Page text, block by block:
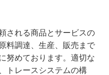
される商品とサービスの
料調達、生産、販売まで
努めております。適切な
トレースシステムの構